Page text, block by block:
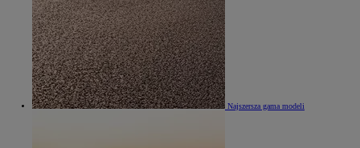
Najszersza gama modeli